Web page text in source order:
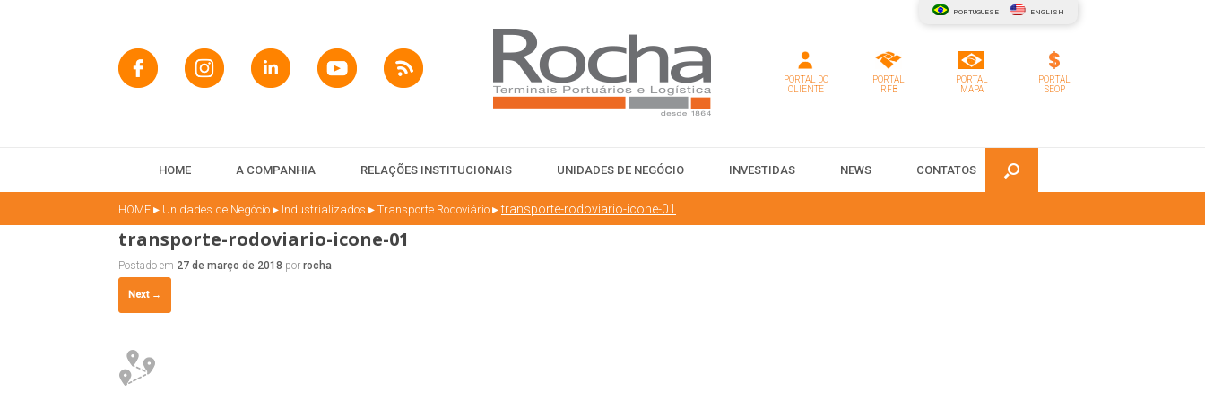
PORTUGUESE ENGLISH
PORTAL DO
CLIENTE
PORTAL
RFB
PORTAL
MAPA
PORTAL
SEOP
HOME A COMPANHIA RELAÇÕES INSTITUCIONAIS UNIDADES DE NEGÓCIO INVESTIDAS NEWS CONTATOS
HOME ▸ Unidades de Negócio ▸ Industrializados ▸ Transporte Rodoviário ▸transporte-rodoviario-icone-01
transporte-rodoviario-icone-01
Postado em 27 de março de 2018 por rocha
Next →